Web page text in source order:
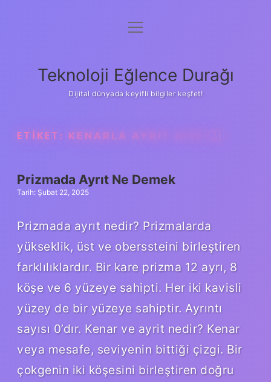
Anasayfa
Yasal Uyarı
menüyü
Teknoloji Eğlence Durağı
Dijital dünyada keyifli bilgiler keşfet!
ETIKET: KENARLA AYRIT AYNI MI
Prizmada Ayrıt Ne Demek
Tarih: Şubat 22, 2025
Prizmada ayrıt nedir? Prizmalarda
yükseklik, üst ve oberssteini birleştiren
farklılıklardır. Bir kare prizma 12 ayrı, 8
köşe ve 6 yüzeye sahipti. Her iki kavisli
yüzey de bir yüzeye sahiptir. Ayrıntı
sayısı 0’dır. Kenar ve ayrit nedir? Kenar
veya mesafe, seviyenin bittiği çizgi. Bir
çokgenin iki köşesini birleştiren doğru